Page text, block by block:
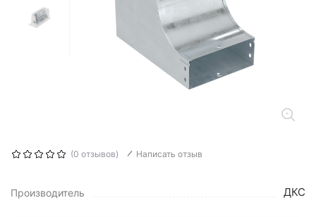
(0 отзывов) Написать отзыв
Производитель ДКС